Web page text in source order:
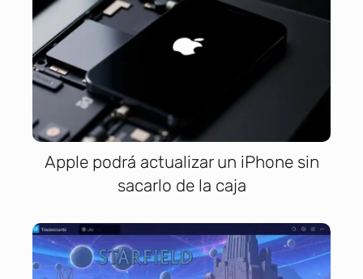
Apple podrá actualizar un iPhone sin
sacarlo de la caja